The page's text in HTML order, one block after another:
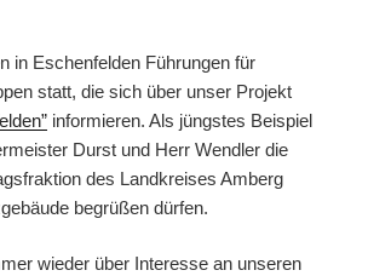
in Eschenfelden Führungen für
statt, die sich über unser Projekt
informieren. Als jüngstes Beispiel
Durst und Herr Wendler die
des Landkreises Amberg
begrüßen dürfen.
wieder über Interesse an unseren